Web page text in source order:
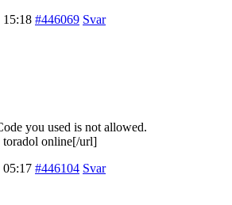
15:18 #446069 Svar
you used is not allowed.
online[/url]
05:17 #446104 Svar